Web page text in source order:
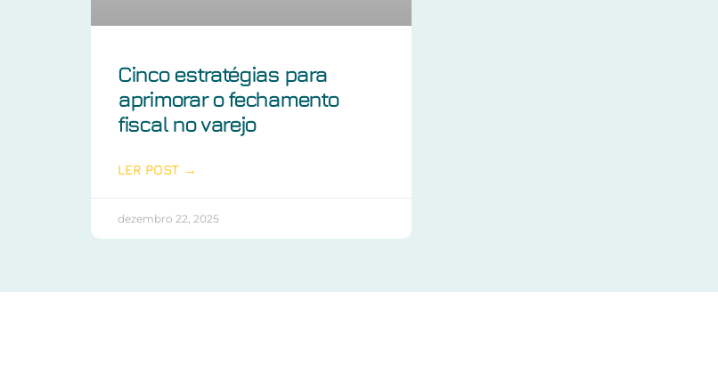
Cinco estratégias para
aprimorar o fechamento
fiscal no varejo
LER POST →
dezembro 22, 2025